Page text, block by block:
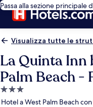
Passa alla sezione principale
Visualizza tutte le
La Quinta Inn
Palm Beach -
Struttura
aHotel a West Palm Beach